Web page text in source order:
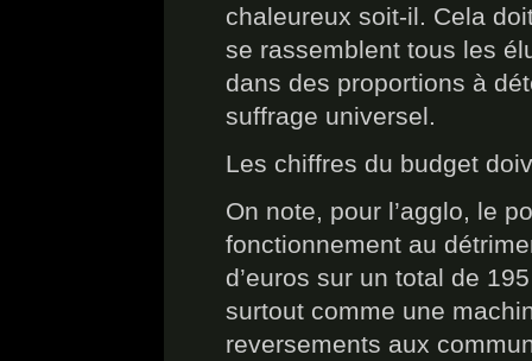
chaleureux soit-il. Cela
se rassemblent tous les
dans des proportions à
suffrage universel.
Les chiffres du budget
On note, pour l’agglo, le
fonctionnement au
d’euros sur un total de
surtout comme une
reversements aux